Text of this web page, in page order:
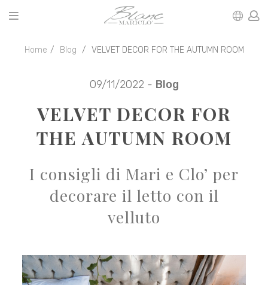
Home Blog VELVET DECOR FOR THE AUTUMN ROOM
09/11/2022 - Blog
VELVET DECOR FOR
THE AUTUMN ROOM
I consigli di Mari e Clo’ per
decorare il letto con il
velluto